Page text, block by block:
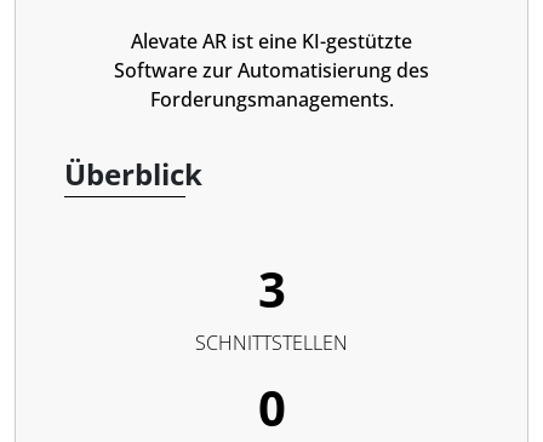
Alevate AR ist eine KI-gestützte
Software zur Automatisierung des
Forderungsmanagements.
Überblick
3
SCHNITTSTELLEN
0